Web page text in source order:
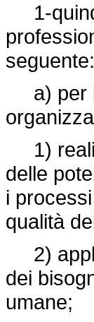
1-
seguente:
a) per il
1)
delle
i
qualità
2)
dei
umane;